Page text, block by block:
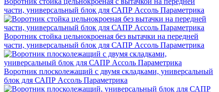
части, универсальный блок для САПР Ассоль Параметрика
Воротник стойка цельнокроеная без вытачки на передней
части, универсальный блок для САПР Ассоль Параметрика
Воротник плосколежащий с двумя складками, универсальный
блок для САПР Ассоль Параметрика